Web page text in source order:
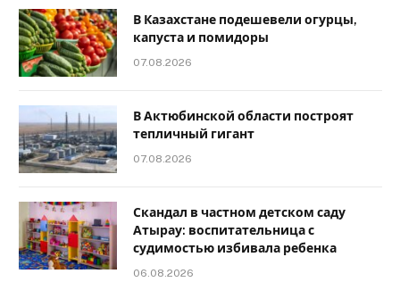
В Казахстане подешевели огурцы,
капуста и помидоры
07.08.2026
В Актюбинской области построят
тепличный гигант
07.08.2026
Скандал в частном детском саду
Атырау: воспитательница с
судимостью избивала ребенка
06.08.2026